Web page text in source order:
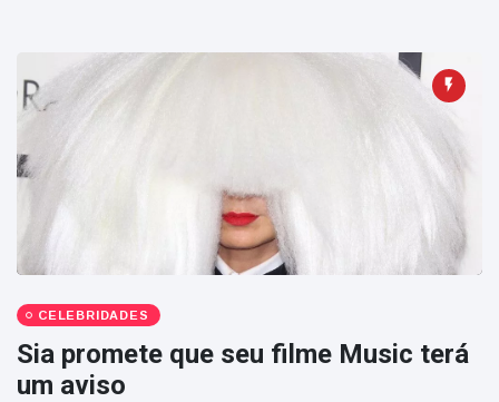
CELEBRIDADES
Sia promete que seu filme Music terá
um aviso